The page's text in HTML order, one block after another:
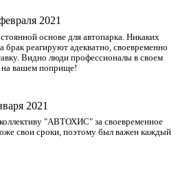
2021
основе для автопарка. Никаких
брак реагируют адекватно, своевременно
Видно люди профессионалы в своем
на вашем поприще!
2021
"АВТОХИС" за своевременное
свои сроки, поэтому был важен каждый